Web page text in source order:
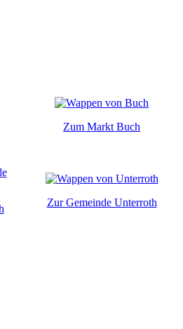
Zum Markt Buch
Zur Gemeinde Unterroth